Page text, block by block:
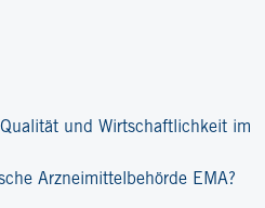
und Wirtschaftlichkeit im
Arzneimittelbehörde EMA?